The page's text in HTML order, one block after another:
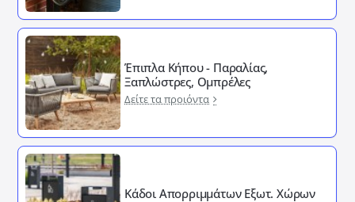
Έπιπλα Κήπου - Παραλίας,
Ξαπλώστρες, Ομπρέλες
Δείτε τα προιόντα
Κάδοι Απορριμμάτων Εξωτ. Χώρων